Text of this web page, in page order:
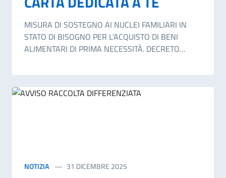
MISURA DI SOSTEGNO AI NUCLEI FAMILIARI IN
STATO DI BISOGNO PER L’ACQUISTO DI BENI
ALIMENTARI DI PRIMA NECESSITÀ. DECRETO
PUBBLICATO NELLA GAZZETTA UFFICIALE N. 186
DEL 12 AGOSTO 2025.
NOTIZIA 31 DICEMBRE 2025